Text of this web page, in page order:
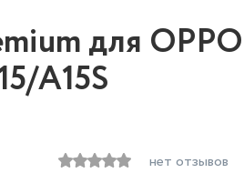
для OPPO
A15S
нет отзывов